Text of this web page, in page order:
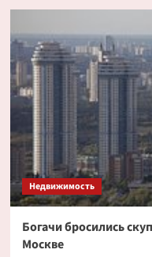
Россиянам
о
возможности
стать
собственником
бесхозного
дома
Недвижимость
Богачи бросились
Москве